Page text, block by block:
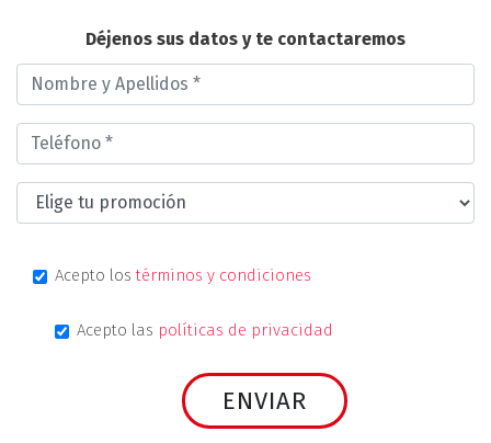
Déjenos sus datos y te contactaremos
Acepto lostérminos y condiciones
Acepto las políticas de privacidad